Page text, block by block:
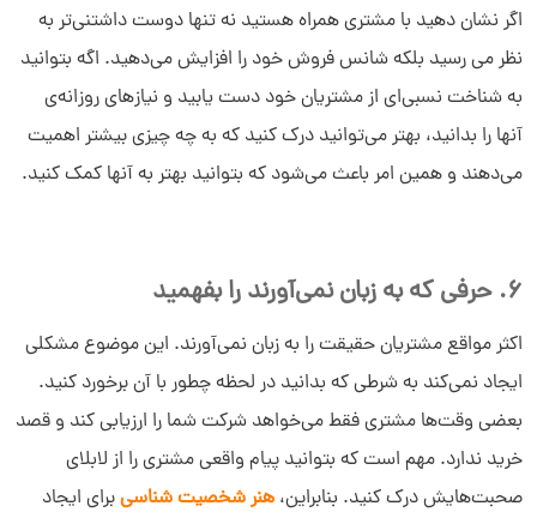
اگر نشان دهید با مشتری همراه هستید نه تنها دوست داشتنی‌تر به
نظر می رسید بلکه شانس فروش خود را افزایش می‌دهید. اگه بتوانید
به شناخت نسبی‌ای از مشتریان خود دست یابید و نیازهای روزانه‌ی
آنها را بدانید، بهتر می‌توانید درک کنید که به چه چیزی بیشتر اهمیت
می‌دهند و همین امر باعث می‌شود که بتوانید بهتر به آنها کمک کنید.
6. حرفی که به زبان نمی‌آورند را بفهمید
اکثر مواقع مشتریان حقیقت را به زبان نمی‌آورند. این موضوع مشکلی
ایجاد نمی‌کند به شرطی که بدانید در لحظه چطور با آن برخورد کنید.
بعضی وقت‌ها مشتری فقط می‌خواهد شرکت شما را ارزیابی کند و قصد
خرید ندارد. مهم است که بتوانید پیام واقعی مشتری را از لابلای
صحبت‌هایش درک کنید. بنابراین، هنر شخصیت شناسیبرای ایجاد